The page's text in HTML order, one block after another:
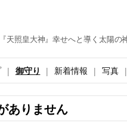
照皇大神』幸せへと導く太陽の神
御守り 新着情報 写真
ありません